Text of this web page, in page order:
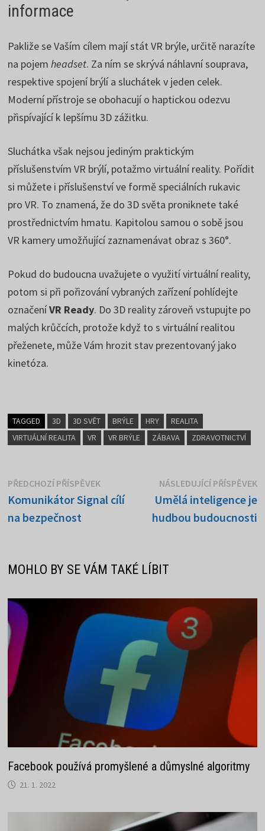
informace
Pakliže se Vaším cílem mají stát VR brýle, určitě narazíte
na pojemheadset. Za ním se skrývá náhlavní souprava,
respektive spojení brýlí a sluchátek v jeden celek.
Moderní přístroje se obohacují o haptickou odezvu
přispívající k lepšímu 3D zážitku.
Sluchátka však nejsou jediným praktickým
příslušenstvím VR brýlí, potažmo virtuální reality. Pořídit
si můžete i příslušenství ve formě speciálních rukavic
pro VR. To znamená, že do 3D světa proniknete také
prostřednictvím hmatu. Kapitolou samou o sobě jsou
VR kamery umožňující zaznamenávat obraz s 360°.
Pokud do budoucna uvažujete o využití virtuální reality,
potom si při pořizování vybraných zařízení pohlídejte
označeníVR Ready. Do 3D reality zároveň vstupujte po
malých krůčcích, protože když to s virtuální realitou
přeženete, může Vám hrozit stav prezentovaný jako
kinetóza.
TAGGED 3D 3D SVĚT BRÝLE HRY
REALITA
VIRTUÁLNÍ REALITA
VR VR BRÝLE ZÁBAVA ZDRAVOTNICTVÍ
Navigace
pro
příspěvek
PŘEDCHOZÍ PŘÍSPĚVEK
příspěvek:
Komunikátor Signal cílí
na bezpečnost
NÁSLEDUJÍCÍ PŘÍSPĚVEK
Umělá inteligence je
hudbou budoucnosti
MOHLO BY SE VÁM TAKÉ LÍBIT
Facebook používá promyšlené a důmyslné algoritmy
21. 1. 2022